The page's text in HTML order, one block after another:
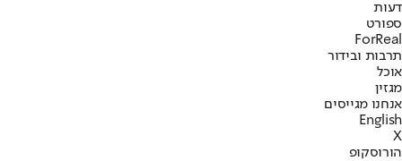
דעות
ספורט
ForReal
תרבות ובידור
אוכל
מגזין
אנחנו מגייסים
English
X
הורוסקופ